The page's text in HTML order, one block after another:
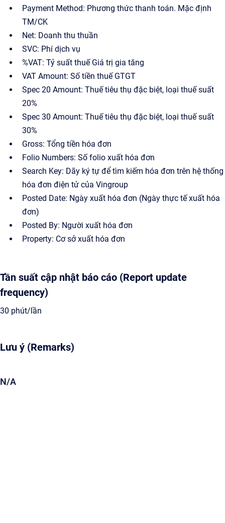
Payment Method: Phương thức thanh toán. Mặc định
TM/CK
Net: Doanh thu thuần
SVC: Phí dịch vụ
%VAT: Tỷ suất thuế Giá trị gia tăng
VAT Amount: Số tiền thuế GTGT
Spec 20 Amount: Thuế tiêu thụ đặc biệt, loại thuế suất
20%
Spec 30 Amount: Thuế tiêu thụ đặc biệt, loại thuế suất
30%
Gross: Tổng tiền hóa đơn
Folio Numbers: Số folio xuất hóa đơn
Search Key: Dãy ký tự để tìm kiếm hóa đơn trên hệ thống
hóa đơn điện tử của Vingroup
Posted Date: Ngày xuất hóa đơn (Ngày thực tế xuất hóa
đơn)
Posted By: Người xuất hóa đơn
Property: Cơ sở xuất hóa đơn
Tần suất cập nhật báo cáo (Report update
frequency)
30 phút/lần
Lưu ý (Remarks)
N/A